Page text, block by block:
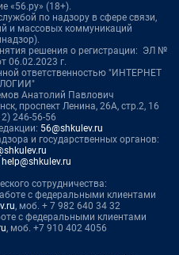
«56.ру» (18+).
по надзору в сфере связи,
и массовых коммуникаций
решения о регистрации: ЭЛ №
06.02.2023 г.
ответственностью "ИНТЕРНЕТ
Анатолий Павлович
проспект Ленина, 26А, стр.2, 16
246-56-56
56@shkulev.ru
и государственных органов:
help@shkulev.ru
сотрудничества:
с федеральными клиентами
, моб. + 7 982 640 34 32
с федеральными клиентами
, моб. +7 910 402 4056